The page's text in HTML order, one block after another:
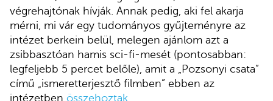
végrehajtónak hívják. Annak pedig, aki fel akarja
mérni, mi vár egy tudományos gyűjteményre az
intézet berkein belül, melegen ajánlom azt a
zsibbasztóan hamis sci-fi-mesét (pontosabban:
legfeljebb 5 percet belőle), amit a „Pozsonyi csata”
című „ismeretterjesztő filmben” ebben az
intézetben összehoztak.